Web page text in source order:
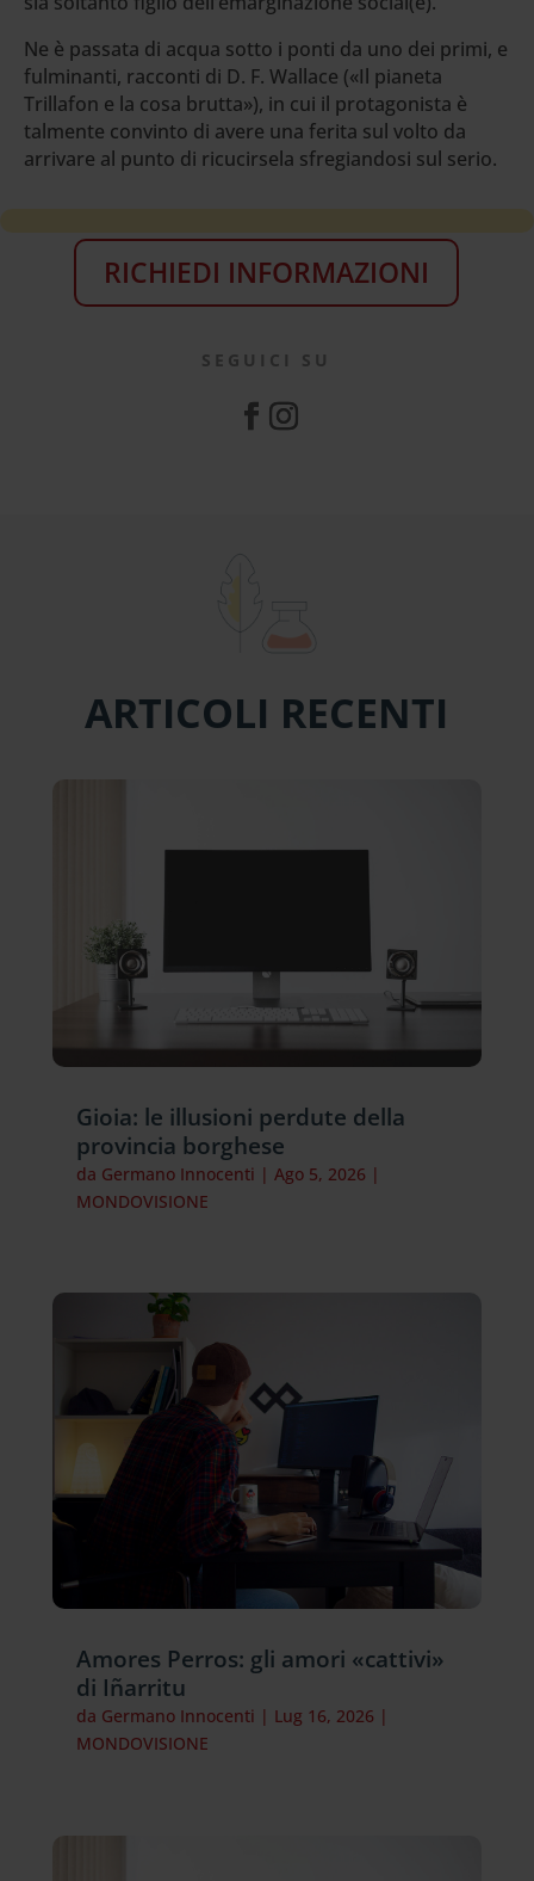
Ne è passata di acqua sotto i ponti da uno dei primi, e
fulminanti, racconti di D. F. Wallace («Il pianeta
Trillafon e la cosa brutta»), in cui il protagonista è
talmente convinto di avere una ferita sul volto da
arrivare al punto di ricucirsela sfregiandosi sul serio.
RICHIEDI INFORMAZIONI
SEGUICI SU
ARTICOLI RECENTI
Gioia: le illusioni perdute della
provincia borghese
da Germano Innocenti | Ago 5, 2026 |
MONDOVISIONE
Amores Perros: gli amori «cattivi»
di Iñarritu
da Germano Innocenti | Lug 16, 2026 |
MONDOVISIONE